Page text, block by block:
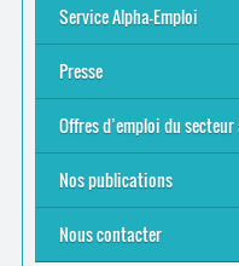
S’initier
Se former
Se rencontrer
Être accompagné·e
Service Alpha-Emploi
Équipe et contacts
Accompagnement
Accompagnement
Folder Service Alpha-
Presse
2021
2024
2025
Offres d’emploi du
Emplois rémunérés
Bénévolat
Candidature spontanée
Nos publications
Nous contacter